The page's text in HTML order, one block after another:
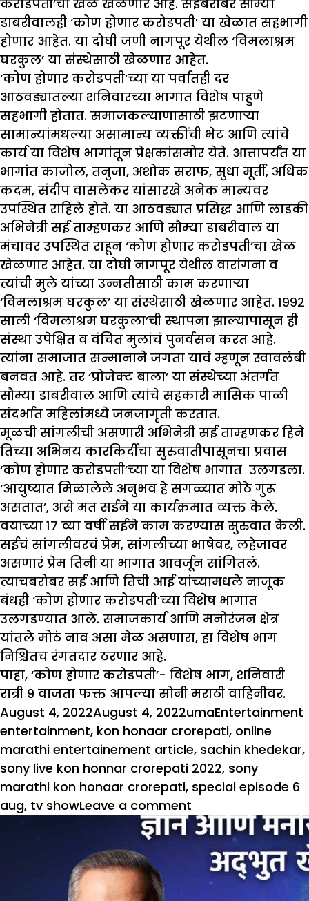
करोडपती’चा खेळ खेळणार आहे. सईबरोबर सौम्या
डाबरीवालही ‘कोण होणार करोडपती’ या खेळात सहभागी
होणार आहेत. या दोघी जणी नागपूर येथील ‘विमलाश्रम
घरकुल’ या संस्थेसाठी खेळणार आहेत.
‘कोण होणार करोडपती’च्या या पर्वातही दर
आठवड्यातल्या शनिवारच्या भागात विशेष पाहुणे
सहभागी होतात. समाजकल्याणासाठी झटणाऱ्या
सामान्यांमधल्या असामान्य व्यक्तींची भेट आणि त्यांचे
कार्य या विशेष भागांतून प्रेक्षकांसमोर येते. आत्तापर्यंत या
भागांत काजोल, तनुजा, अशोक सराफ, सुधा मूर्ती, अधिक
कदम, संदीप वासलेकर यांसारखे अनेक मान्यवर
उपस्थित राहिले होते. या आठवड्यात प्रसिद्ध आणि लाडकी
अभिनेत्री सई ताम्हणकर आणि सौम्या डाबरीवाल या
मंचावर उपस्थित राहून ‘कोण होणार करोडपती’चा खेळ
खेळणार आहेत. या दोघी नागपूर येथील वारांगना व
त्यांची मुले यांच्या उन्नतीसाठी काम करणाऱ्या
‘विमलाश्रम घरकुल’ या संस्थेसाठी खेळणार आहेत. १९९२
साली ‘विमलाश्रम घरकुला’ची स्थापना झाल्यापासून ही
संस्था उपेक्षित व वंचित मुलांचं पुनर्वसन करत आहे.
त्यांना समाजात सन्मानाने जगता यावं म्हणून स्वावलंबी
बनवत आहे. तर ‘प्रोजेक्ट बाला’ या संस्थेच्या अंतर्गत
सौम्या डाबरीवाल आणि त्यांचे सहकारी मासिक पाळी
संदर्भात महिलांमध्ये जनजागृती करतात.
मूळची सांगलीची असणारी अभिनेत्री सई ताम्हणकर हिने
तिच्या अभिनय कारकिर्दीचा सुरुवातीपासूनचा प्रवास
‘कोण होणार करोडपती’च्या या विशेष भागात उलगडला.
‘आयुष्यात मिळालेले अनुभव हे सगळ्यात मोठे गुरू
असतात’, असे मत सईने या कार्यक्रमात व्यक्त केले.
वयाच्या १७ व्या वर्षी सईने काम करण्यास सुरुवात केली.
सईचं सांगलीवरचं प्रेम, सांगलीच्या भाषेवर, लहेजावर
असणारं प्रेम तिनी या भागात आवर्जून सांगितलं.
त्याचबरोबर सई आणि तिची आई यांच्यामधले नाजूक
बंधही ‘कोण होणार करोडपती’च्या विशेष भागात
उलगडण्यात आले. समाजकार्य आणि मनोरंजन क्षेत्र
यांतले मोठं नाव असा मेळ असणारा, हा विशेष भाग
निश्चितच रंगतदार ठरणार आहे.
पाहा, ‘कोण होणार करोडपती’- विशेष भाग, शनिवारी
रात्री 9 वाजता फक्त आपल्या सोनी मराठी वाहिनीवर.
Posted
on
August 4, 2022August 4, 2022Author
umaCategories
Entertainment
entertainment, kon honaar crorepati, online
marathi entertainement article, sachin khedekar,
sony live kon honnar crorepati 2022, sony
marathi kon honaar crorepati, special episode 6
aug, tv showLeave a comment
प्रसिद्ध
अभिनेत्री
ताम्हणकर